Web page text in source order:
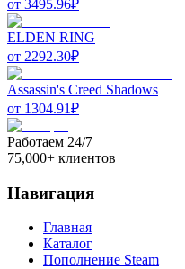
от 3495.96₽
ELDEN RING
от 2292.30₽
Assassin's Creed Shadows
от 1304.91₽
Работаем 24/7
75,000+ клиентов
Навигация
Главная
Каталог
Пополнение Steam